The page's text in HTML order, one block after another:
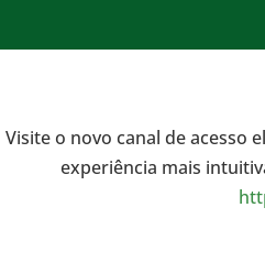
Visite o novo canal de acesso
experiência mais